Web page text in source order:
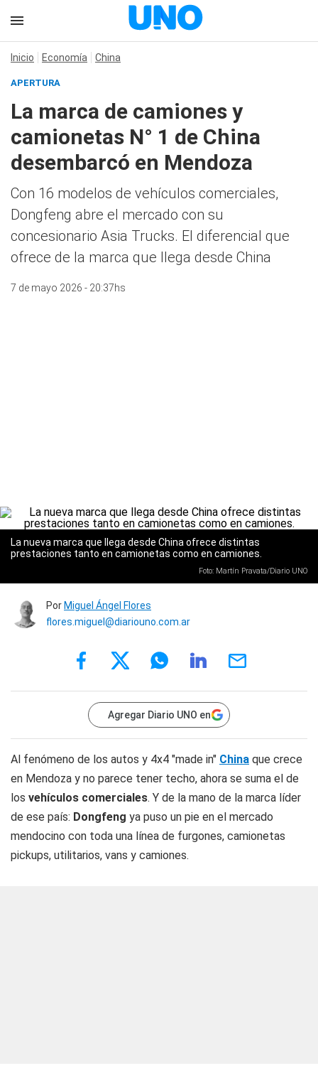
Inicio Economía China
APERTURA
La marca de camiones y
camionetas N° 1 de China
desembarcó en Mendoza
Con 16 modelos de vehículos comerciales,
Dongfeng abre el mercado con su
concesionario Asia Trucks. El diferencial que
ofrece de la marca que llega desde China
7 de mayo 2026 - 20:37hs
La nueva marca que llega desde China ofrece distintas
prestaciones tanto en camionetas como en camiones.
Foto: Martín Pravata/Diario UNO
Por Miguel Ángel Flores
flores.miguel@diariouno.com.ar
Agregar Diario UNO en
Al fenómeno de los autos y 4x4 "made in" China que crece
en Mendoza y no parece tener techo, ahora se suma el de
los vehículos comerciales. Y de la mano de la marca líder
de ese país: Dongfeng ya puso un pie en el mercado
mendocino con toda una línea de furgones, camionetas
pickups, utilitarios, vans y camiones.